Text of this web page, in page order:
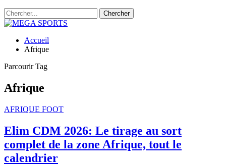
Accueil
Afrique
Parcourir Tag
Afrique
AFRIQUE FOOT
Elim CDM 2026: Le tirage au sort
complet de la zone Afrique, tout le
calendrier